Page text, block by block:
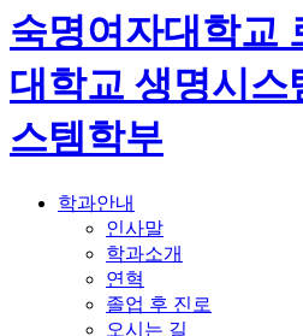
숙명여자대학교
대학교 생명시스
스템학부
학과안내
인사말
학과소개
연혁
졸업 후 진로
오시는 길